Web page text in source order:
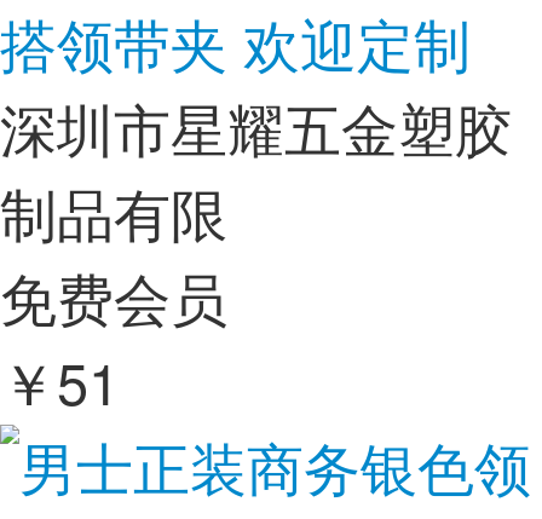
搭领带夹 欢迎定制
深圳市星耀五金塑胶
制品有限
免费会员
￥51